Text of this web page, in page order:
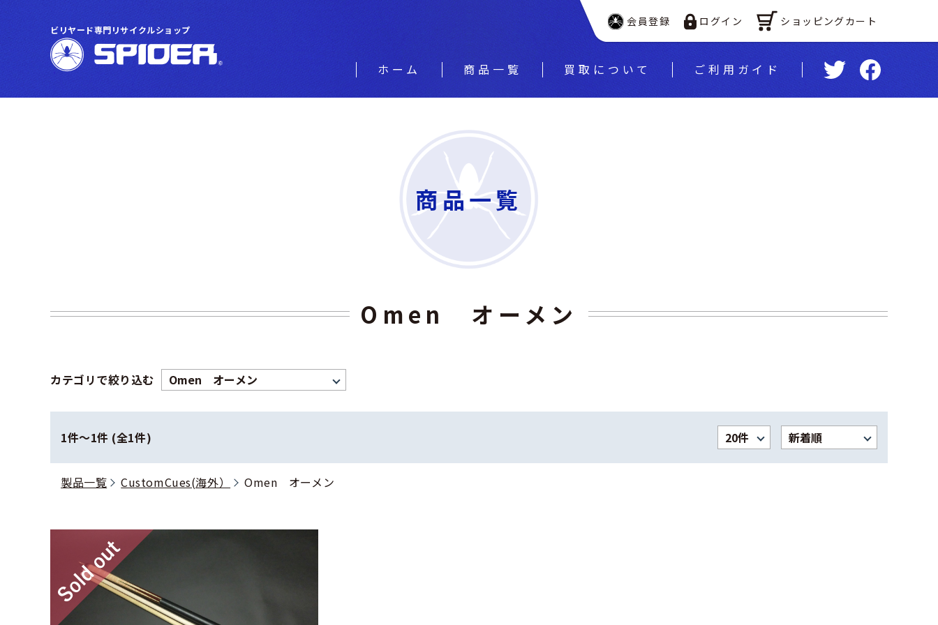
ビリヤード専門リサイクルショップ
会員登録 ログイン ショッピングカート
ホーム 商品一覧 買取について ご利⽤ガイド
商品一覧
Omen オーメン
カテゴリで絞り込む
1件〜1件 (全1件)
製品一覧 CustomCues(海外） Omen オーメン